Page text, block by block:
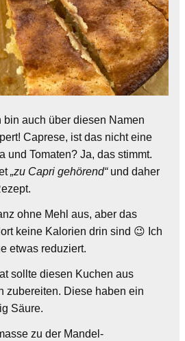
bin auch über diesen Namen
Caprese, ist das nicht eine
und Tomaten? Ja, das stimmt.
„zu Capri gehörend“und daher
ohne Mehl aus, aber das
keine Kalorien drin sind 😉 Ich
etwas reduziert.
sollte diesen Kuchen aus
zubereiten. Diese haben ein
Säure.
zu der Mandel-